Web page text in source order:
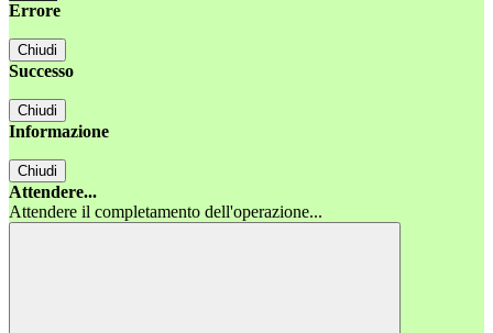
Errore
Chiudi
Successo
Chiudi
Informazione
Chiudi
Attendere...
Attendere il completamento dell'operazione...